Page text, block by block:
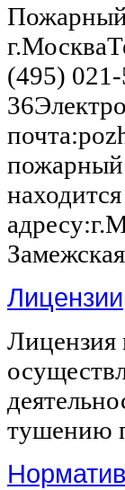
Пожарный
(495)
пожарный
Лицензии
Лицензия
тушению